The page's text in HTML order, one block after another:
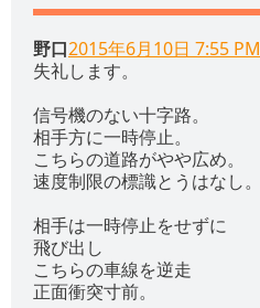
野口2015年6月10日 7:55 PM
失礼します。
信号機のない十字路。
相手方に一時停止。
こちらの道路がやや広め。
速度制限の標識とうはなし。
相手は一時停止をせずに
飛び出し
こちらの車線を逆走
正面衝突寸前。